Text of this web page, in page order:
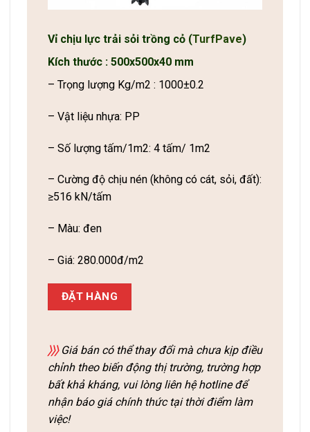
Vỉ chịu lực trải sỏi trồng cỏ (TurfPave)
Kích thước : 500x500x40 mm
– Trọng lượng Kg/m2 : 1000±0.2
– Vật liệu nhựa: PP
– Số lượng tấm/1m2: 4 tấm/ 1m2
– Cường độ chịu nén (không có cát, sỏi, đất):
≥516 kN/tấm
– Màu: đen
– Giá: 280.000đ/m2
ĐẶT HÀNG
〉〉〉Giá bán có thể thay đổi mà chưa kịp điều
chỉnh theo biến động thị trường, trường hợp
bất khả kháng, vui lòng liên hệ hotline để
nhận báo giá chính thức tại thời điểm làm
việc!